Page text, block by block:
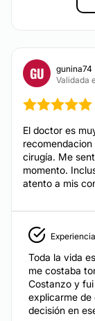
Relleno
Rellenos
CIRUGÍA
Eliminar
GU
gunina74
Validada
El doctor es
cirugía. Me
momento.
atento a mis
Toda la vida
me costaba
Costanzo y
explicarme de
decisión en